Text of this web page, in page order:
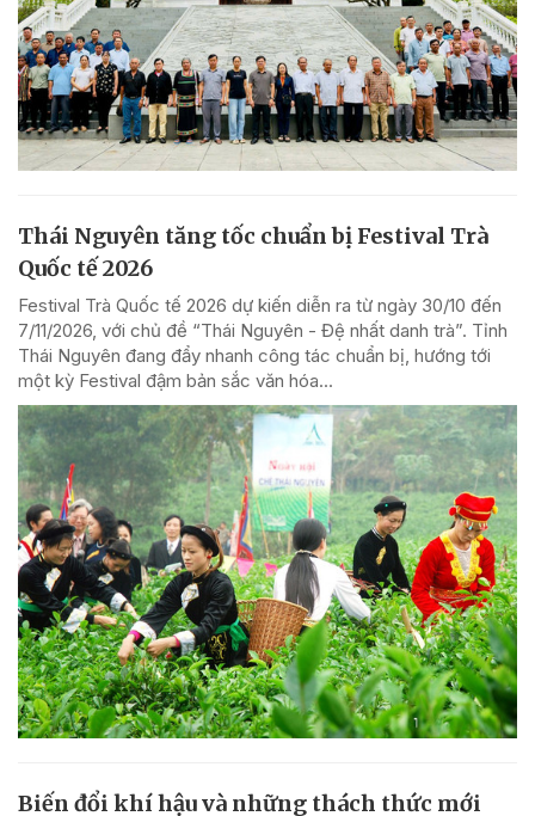
Thái Nguyên tăng tốc chuẩn bị Festival Trà
Quốc tế 2026
Festival Trà Quốc tế 2026 dự kiến diễn ra từ ngày 30/10 đến
7/11/2026, với chủ đề “Thái Nguyên - Đệ nhất danh trà”. Tỉnh
Thái Nguyên đang đẩy nhanh công tác chuẩn bị, hướng tới
một kỳ Festival đậm bản sắc văn hóa...
Biến đổi khí hậu và những thách thức mới